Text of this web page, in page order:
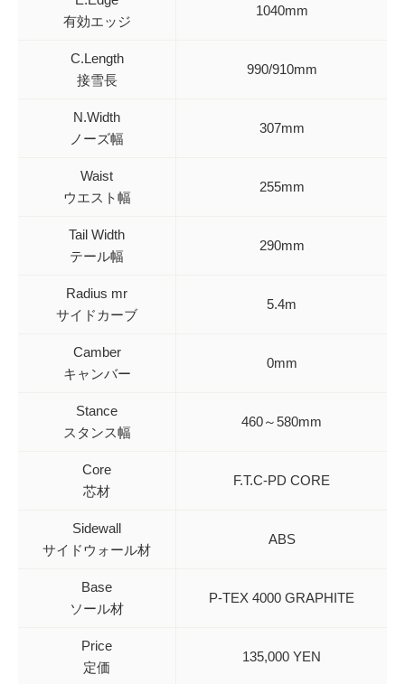
有効エッジ
1040mm
C.Length
接雪長
990/910mm
N.Width
ノーズ幅
307mm
Waist
ウエスト幅
255mm
Tail Width
テール幅
290mm
Radius mr
サイドカーブ
5.4m
Camber
キャンバー
0mm
Stance
スタンス幅
460～580mm
Core
芯材
F.T.C-PD CORE
Sidewall
サイドウォール材
ABS
Base
ソール材
P-TEX 4000 GRAPHITE
Price
定価
135,000 YEN